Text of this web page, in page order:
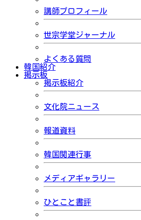
講師プロフィール
世宗学堂ジャーナル
よくある質問
韓国紹介
掲示板
掲示板紹介
文化院ニュース
報道資料
韓国関連行事
メディアギャラリー
ひとこと書評